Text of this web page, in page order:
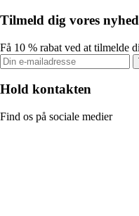
Tilmeld dig vores
Få 10 % rabat ved at tilmelde
Hold kontakten
Find os på sociale medier